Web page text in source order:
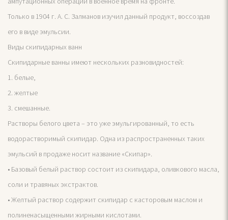
Только в 1904 г. А. С. Залманов изучил данный продукт, воссоздав
его в виде эмульсии.
Виды скипидарных ванн
Скипидарные ванны имеют нескольких разновидностей:
1. белые,
2. желтые
3. смешанные.
Растворы белого цвета – это уже эмульгированный, то есть
водорастворимый скипидар. Одна из распространенных таких
эмульсий в продаже носит название «Скипар».
• Базовый белый раствор состоит из скипидара, оливкового масла,
соли и травяных экстрактов.
• Желтый раствор содержит скипидар с касторовым маслом и
полиненасыщенными жирными кислотами.